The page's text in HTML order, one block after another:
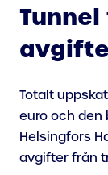
Totalt
euro och den
Helsingfors
avgifter från